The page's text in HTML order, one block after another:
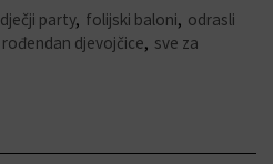
dječji party, folijski baloni, odrasli
rođendan djevojčice, sve za